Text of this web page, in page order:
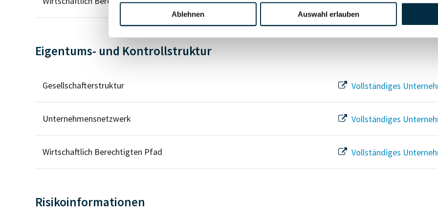
Ablehnen Auswahl erlauben
Eigentums- und Kontrollstruktur
Gesellschafterstruktur Vollständiges
Unternehmensnetzwerk Vollständiges
Wirtschaftlich Berechtigten Pfad Vollständiges
Risikoinformationen